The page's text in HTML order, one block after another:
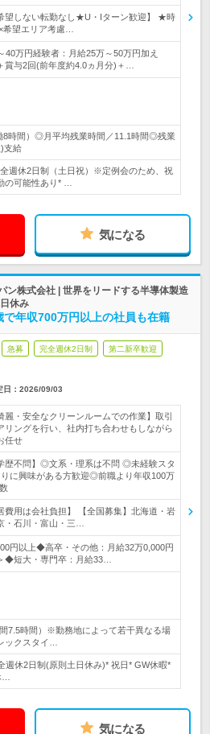
望しない転勤なし★U・Iターン歓迎】 ★時
望エリア考慮…
40万円経験者：月給25万～50万円加え
賞与2回(前年度約4.0ヵ月分)＋…
8時間）◎月平均残業時間／11.1時間◎残業
支給
週休2日制（土日祝）※定例会のため、祝
の可能性あり* …
気になる
ン株式会社 | 世界をリードする半導体製造
休み
年収700万円以上の社員も在籍
急募 完全週休2日制 第二新卒歓迎
： 2026/09/03
麗・安全なクリーンルームでの作業】取引
リングを行い、社内打ち合わせもしながら
任せ
歴不問】◎文系・理系は不問 ◎未経験スタ
に興味がある方歓迎◎前職より年収100万
費用は会社負担】 【全国募集】北海道・岩
・石川・富山・三…
円以上◆高卒・その他：月給32万0,000円
◆短大・専門卒：月給33…
7.5時間）※勤務地によって若干異なる場
ックスタイ…
週休2日制(原則土日休み)* 祝日* GW休暇*
気になる